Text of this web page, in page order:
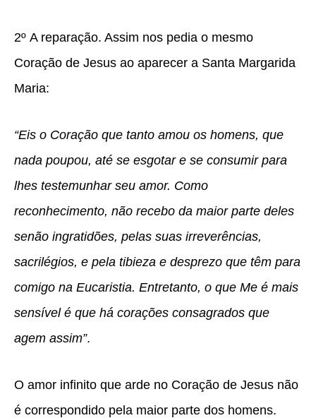
2º A reparação. Assim nos pedia o mesmo
Coração de Jesus ao aparecer a Santa Margarida
Maria:
“Eis o Coração que tanto amou os homens, que
nada poupou, até se esgotar e se consumir para
lhes testemunhar seu amor. Como
reconhecimento, não recebo da maior parte deles
senão ingratidões, pelas suas irreverências,
sacrilégios, e pela tibieza e desprezo que têm para
comigo na Eucaristia. Entretanto, o que Me é mais
sensível é que há corações consagrados que
agem assim”.
O amor infinito que arde no Coração de Jesus não
é correspondido pela maior parte dos homens.